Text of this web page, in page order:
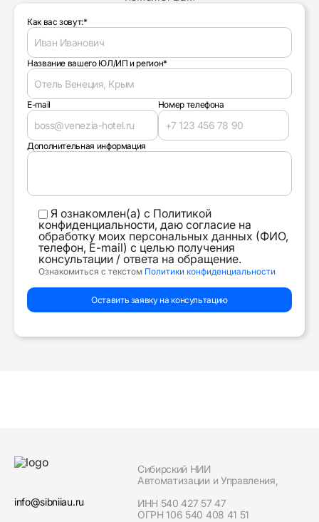
Как вас зовут:*
Название вашего ЮЛ/ИП и регион*
E-mail Номер телефона
Дополнительная информация
Я ознакомлен(а) с Политикой
конфиденциальности, даю согласие на
обработку моих персональных данных (ФИО,
телефон, E-mail) с целью получения
консультации / ответа на обращение.
Ознакомиться с текстом Политики конфиденциальности
Оставить заявку на консультацию
info@sibniiau.ru
Сибирский НИИ
Автоматизации и Управления,
ИНН 540 427 57 47
ОГРН 106 540 408 41 51